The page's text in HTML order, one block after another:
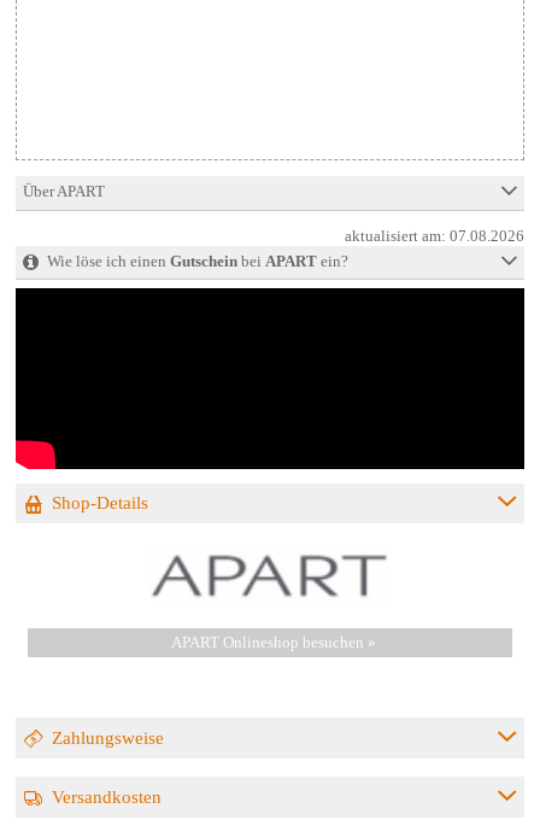
Über APART
aktualisiert am:07.08.2026
Wie löse ich einen Gutscheinbei APARTein?
Shop-Details
APART Onlineshop besuchen »
Zahlungsweise
Versandkosten